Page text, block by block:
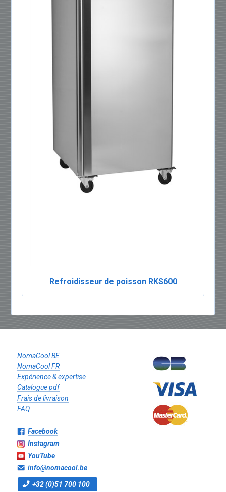
Refroidisseur de poisson RKS600
NomaCool BE
NomaCool FR
Expérience & expertise
Catalogue pdf
Frais de livraison
FAQ
Facebook
Instagram
YouTube
info@nomacool.be
+32 (0)51 700 100